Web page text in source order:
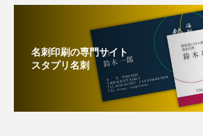
名刺印刷の専門サイト
スタプリ名刺